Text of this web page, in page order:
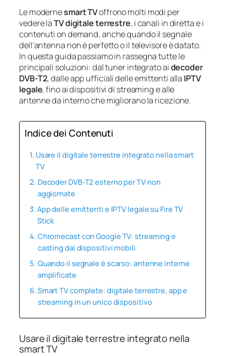
Le modernesmart TVoffrono molti modi per
vedere laTV digitale terrestre, i canali in diretta e i
contenuti on demand, anche quando il segnale
dell’antenna non è perfetto o il televisore è datato.
In questa guida passiamo in rassegna tutte le
principali soluzioni: dal tuner integrato aidecoder
DVB-T2, dalle app ufficiali delle emittenti alla IPTV
legale, fino ai dispositivi di streaming e alle
antenne da interno che migliorano la ricezione.
Indice dei Contenuti
Usare il digitale terrestre integrato nella smart
TV
Decoder DVB-T2 esterno per TV non
aggiornate
App delle emittenti e IPTV legale su Fire TV
Stick
Chromecast con Google TV: streaming e
casting dai dispositivi mobili
Quando il segnale è scarso: antenne interne
amplificate
Smart TV complete: digitale terrestre, app e
streaming in un unico dispositivo
Usare il digitale terrestre integrato nella
smart TV